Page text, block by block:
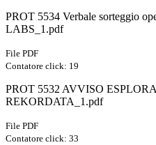
PROT 5534 Verbale sorteggio
LABS_1.pdf
File PDF
Contatore click: 19
PROT 5532 AVVISO
REKORDATA_1.pdf
File PDF
Contatore click: 33